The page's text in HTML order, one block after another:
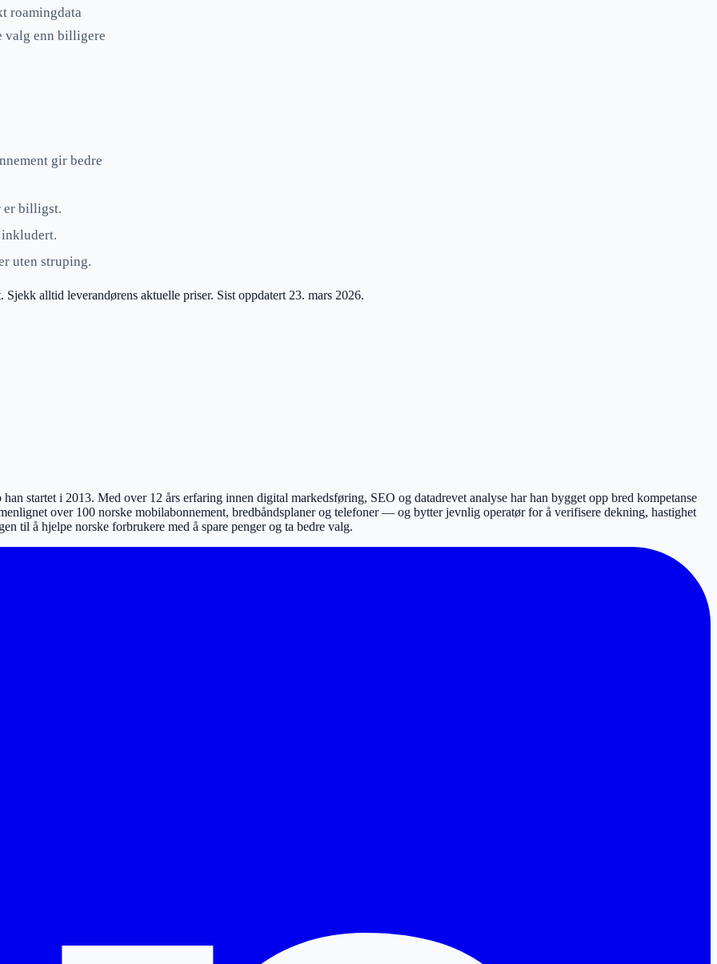
roamingdata
valg enn billigere
gir bedre
er billigst.
uten struping.
alltid leverandørens aktuelle priser. Sist oppdatert 23. mars 2026.
startet i 2013. Med over 12 års erfaring innen digital markedsføring, SEO og datadrevet analyse har han bygget opp bred kompetanse
over 100 norske mobilabonnement, bredbåndsplaner og telefoner — og bytter jevnlig operatør for å verifisere dekning, hastighet
til å hjelpe norske forbrukere med å spare penger og ta bedre valg.